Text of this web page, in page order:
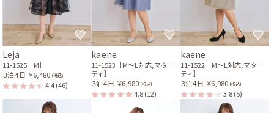
Leja
11-1525［M］
３泊４日 ￥6,480 (税込)
4.4(46)
kaene
11-1523［M〜L対応,マタニ
ティ］
３泊４日 ￥6,980 (税込)
4.8(12)
kaene
11-1522［M〜L対応,マタニ
ティ］
３泊４日 ￥6,980 (税込)
3.8(5)